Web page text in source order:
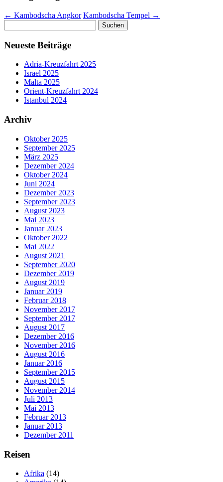
← Kambodscha Angkor Kambodscha Tempel →
nach:
Neueste Beiträge
Adria-Kreuzfahrt 2025
Israel 2025
Malta 2025
Orient-Kreuzfahrt 2024
Istanbul 2024
Archiv
Oktober 2025
September 2025
März 2025
Dezember 2024
Oktober 2024
Juni 2024
Dezember 2023
September 2023
August 2023
Mai 2023
Januar 2023
Oktober 2022
Mai 2022
August 2021
September 2020
Dezember 2019
August 2019
Januar 2019
Februar 2018
November 2017
September 2017
August 2017
Dezember 2016
November 2016
August 2016
Januar 2016
September 2015
August 2015
November 2014
Juli 2013
Mai 2013
Februar 2013
Januar 2013
Dezember 2011
Reisen
Afrika (14)